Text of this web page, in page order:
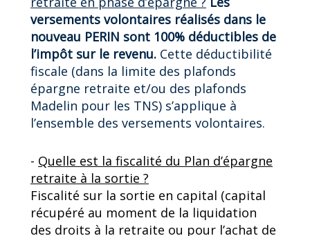
versements volontaires réalisés dans le
nouveau PERIN sont 100% déductibles de
l’impôt sur le revenu. Cette déductibilité
fiscale (dans la limite des plafonds
épargne retraite et/ou des plafonds
Madelin pour les TNS) s’applique à
l’ensemble des versements volontaires.
- Quelle est la fiscalité du Plan d’épargne
retraite à la sortie ?
Fiscalité sur la sortie en capital (capital
récupéré au moment de la liquidation
des droits à la retraite ou pour l’achat de